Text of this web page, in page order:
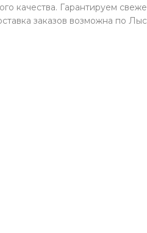
качества. Гарантируем
заказов возможна по